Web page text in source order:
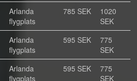
Arlanda
flygplats
785 SEK
1020
SEK
Arlanda
flygplats
595 SEK
775
SEK
Arlanda
flygplats
595 SEK
775
SEK